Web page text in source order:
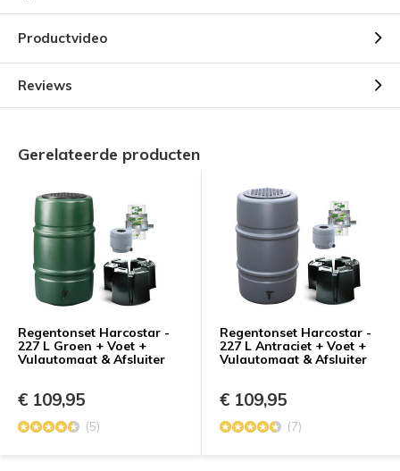
Productvideo
Reviews
Gerelateerde producten
Regentonset Harcostar -
227 L Groen + Voet +
Vulautomaat & Afsluiter
€ 109,95
(5)
Regentonset Harcostar -
227 L Antraciet + Voet +
Vulautomaat & Afsluiter
€ 109,95
(7)